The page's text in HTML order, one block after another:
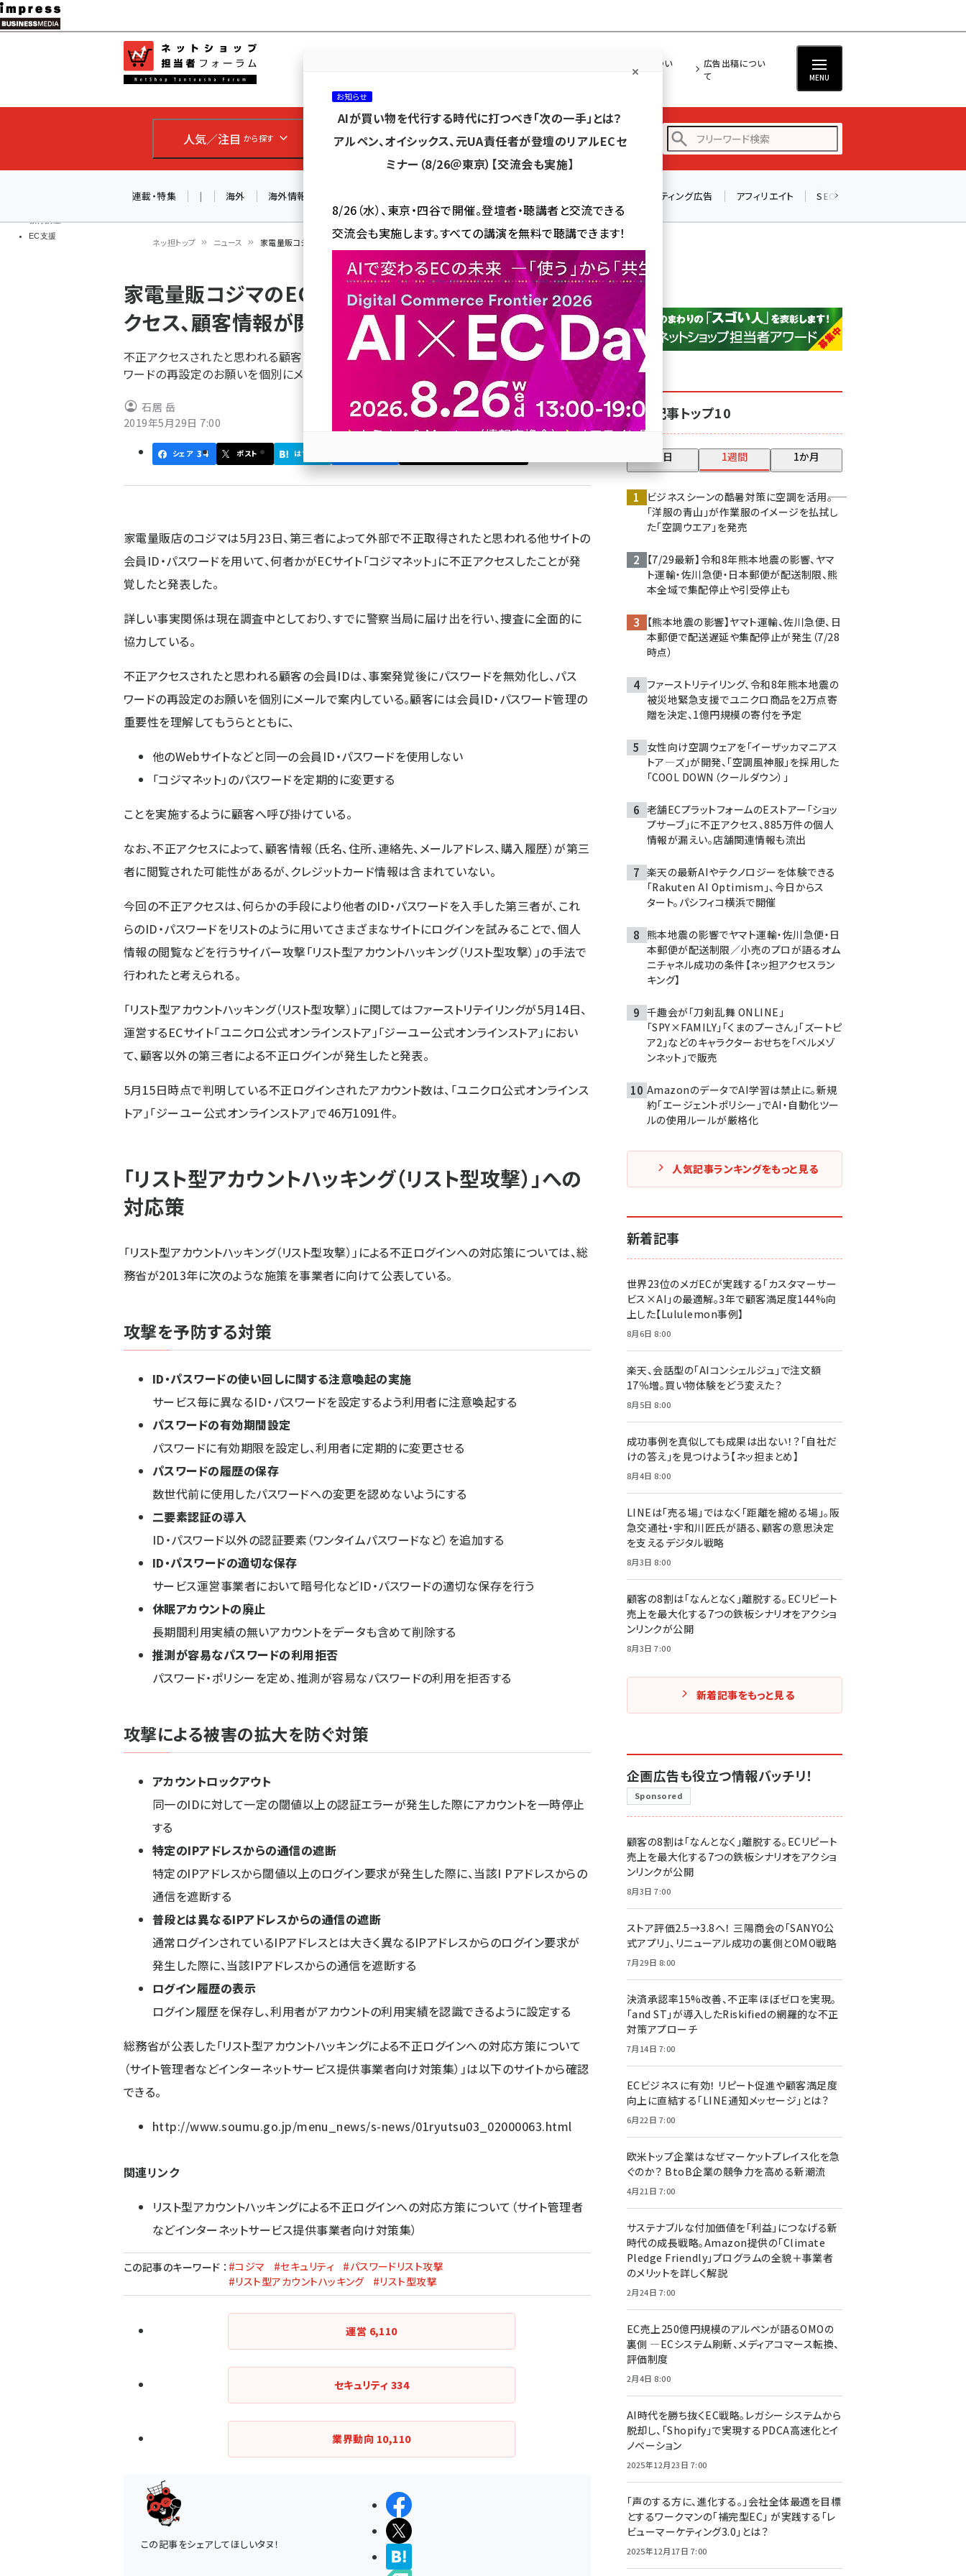
メ
イ
ン
ツ
移
教育講座
EC支援
ネッ担につい
広告出稿につい
て
MENU
人気／注目 から探す カテゴリ／種別 から探す セミナー／イベント から探す
アスクル (1118)
base (1071)
連載・特集 | 海外 海外情報 リスティング広告 アフィリエイト SEO
ン
く
ず
ネッ担トップ ニュース 家電量販コジマのECサイトにリスト型攻撃で不正アクセス、顧客情報が閲覧された可能性
家電量販コジマのECサイトにリスト型攻撃で不正ア
クセス、顧客情報が閲覧された可能性
不正アクセスされたと思われる顧客の会員IDは、事案発覚後にパスワードを無効化し、パス
ワードの再設定のお願いを個別にメールで案内している
石居 岳
2019年5月29日 7:00
シェア 34 ポスト はてブ
家電量販店のコジマは5月23日、第三者によって外部で不正取得されたと思われる他サイトの
会員ID・パスワードを用いて、何者かがECサイト「コジマネット」に不正アクセスしたことが発
覚したと発表した。
詳しい事実関係は現在調査中としており、すでに警察当局に届け出を行い、捜査に全面的に
協力している。
不正アクセスされたと思われる顧客の会員IDは、事案発覚後にパスワードを無効化し、パス
ワードの再設定のお願いを個別にメールで案内している。顧客には会員ID・パスワード管理の
重要性を理解してもうらとともに、
他のWebサイトなどと同一の会員ID・パスワードを使用しない
「コジマネット」のパスワードを定期的に変更する
ことを実施するように顧客へ呼び掛けている。
なお、不正アクセスによって、顧客情報（氏名、住所、連絡先、メールアドレス、購入履歴）が第三
者に閲覧された可能性があるが、クレジットカード情報は含まれていない。
今回の不正アクセスは、何らかの手段により他者のID・パスワードを入手した第三者が、これ
らのID・パスワードをリストのように用いてさまざまなサイトにログインを試みることで、個人
情報の閲覧などを行うサイバー攻撃「リスト型アカウントハッキング（リスト型攻撃）」の手法で
行われたと考えられる。
「リスト型アカウントハッキング（リスト型攻撃）」に関してはファーストリテイリングが5月14日、
運営するECサイト「ユニクロ公式オンラインストア」「ジーユー公式オンラインストア」におい
て、顧客以外の第三者による不正ログインが発生したと発表。
5月15日時点で判明している不正ログインされたアカウント数は、「ユニクロ公式オンラインス
トア」「ジーユー公式オンラインストア」で46万1091件。
「リスト型アカウントハッキング（リスト型攻撃）」への
対応策
「リスト型アカウントハッキング（リスト型攻撃）」による不正ログインへの対応策については、総
務省が2013年に次のような施策を事業者に向けて公表している。
攻撃を予防する対策
ID・パスワードの使い回しに関する注意喚起の実施
サービス毎に異なるID・パスワードを設定するよう利用者に注意喚起する
パスワードの有効期間設定
パスワードに有効期限を設定し、利用者に定期的に変更させる
パスワードの履歴の保存
数世代前に使用したパスワードへの変更を認めないようにする
二要素認証の導入
ID・パスワード以外の認証要素（ワンタイムパスワードなど）を追加する
ID・パスワードの適切な保存
サービス運営事業者において暗号化などID・パスワードの適切な保存を行う
休眠アカウントの廃止
長期間利用実績の無いアカウントをデータも含めて削除する
推測が容易なパスワードの利用拒否
パスワード・ポリシーを定め、推測が容易なパスワードの利用を拒否する
攻撃による被害の拡大を防ぐ対策
アカウントロックアウト
同一のIDに対して一定の閾値以上の認証エラーが発生した際にアカウントを一時停止
する
特定のIPアドレスからの通信の遮断
特定のIPアドレスから閾値以上のログイン要求が発生した際に、当該I Pアドレスからの
通信を遮断する
普段とは異なるIPアドレスからの通信の遮断
通常ログインされているIPアドレスとは大きく異なるIPアドレスからのログイン要求が
発生した際に、当該IPアドレスからの通信を遮断する
ログイン履歴の表示
ログイン履歴を保存し、利用者がアカウントの利用実績を認識できるように設定する
総務省が公表した「リスト型アカウントハッキングによる不正ログインへの対応方策について
（サイト管理者などインターネットサービス提供事業者向け対策集）」は以下のサイトから確認
できる。
http://www.soumu.go.jp/menu_news/s-news/01ryutsu03_02000063.html
関連リンク
リスト型アカウントハッキングによる不正ログインへの対応方策について（サイト管理者
などインターネットサービス提供事業者向け対策集）
この記事のキーワード ： #コジマ #セキュリティ
#パスワードリスト攻撃
#リスト型アカウントハッキング
#リスト型攻撃
運営 6,110
セキュリティ 334
業界動向 10,110
この記事をシェアしてほしいタヌ！
人気記事トップ10
昨日 1週間 1か月
ビジネスシーンの酷暑対策に空調を活用――。
「洋服の青山」が作業服のイメージを払拭し
た「空調ウエア」を発売
【7/29最新】令和8年熊本地震の影響、ヤマ
ト運輸・佐川急便・日本郵便が配送制限、熊
本全域で集配停止や引受停止も
【熊本地震の影響】ヤマト運輸、佐川急便、日
本郵便で配送遅延や集配停止が発生（7/28
時点）
ファーストリテイリング、令和8年熊本地震の
被災地緊急支援でユニクロ商品を2万点寄
贈を決定、1億円規模の寄付を予定
女性向け空調ウェアを「イーザッカマニアス
トア―ズ」が開発、「空調風神服」を採用した
「COOL DOWN（クールダウン）」
老舗ECプラットフォームのEストアー「ショッ
プサーブ」に不正アクセス、885万件の個人
情報が漏えい。店舗関連情報も流出
楽天の最新AIやテクノロジーを体験できる
「Rakuten AI Optimism」、今日からス
タート。パシフィコ横浜で開催
熊本地震の影響でヤマト運輸・佐川急便・日
本郵便が配送制限／小売のプロが語るオム
ニチャネル成功の条件【ネッ担アクセスラン
キング】
千趣会が「刀剣乱舞 ONLINE」
「SPY×FAMILY」「くまのプーさん」「ズートピ
ア2」などのキャラクターおせちを「ベルメゾ
ンネット」で販売
AmazonのデータでAI学習は禁止に。新規
約「エージェントポリシー」でAI・自動化ツー
ルの使用ルールが厳格化
人気記事ランキングをもっと見る
新着記事
世界23位のメガECが実践する「カスタマーサー
ビス×AI」の最適解。3年で顧客満足度144%向
上した【Lululemon事例】
8月6日 8:00
楽天、会話型の「AIコンシェルジュ」で注文額
17％増。買い物体験をどう変えた？
8月5日 8:00
成功事例を真似しても成果は出ない！？「自社だ
けの答え」を見つけよう【ネッ担まとめ】
8月4日 8:00
LINEは「売る場」ではなく「距離を縮める場」。阪
急交通社・宇和川匠氏が語る、顧客の意思決定
を支えるデジタル戦略
8月3日 8:00
顧客の8割は「なんとなく」離脱する。ECリピート
売上を最大化する7つの鉄板シナリオをアクショ
ンリンクが公開
8月3日 7:00
新着記事をもっと見る
企画広告も役立つ情報バッチリ！
Sponsored
顧客の8割は「なんとなく」離脱する。ECリピート
売上を最大化する7つの鉄板シナリオをアクショ
ンリンクが公開
8月3日 7:00
ストア評価2.5→3.8へ！ 三陽商会の「SANYO公
式アプリ」、リニューアル成功の裏側とOMO戦略
7月29日 8:00
決済承認率15%改善、不正率ほぼゼロを実現。
「and ST」が導入したRiskifiedの網羅的な不正
対策アプローチ
7月14日 7:00
ECビジネスに有効！ リピート促進や顧客満足度
向上に直結する「LINE通知メッセージ」とは？
6月22日 7:00
欧米トップ企業はなぜマーケットプレイス化を急
ぐのか？ BtoB企業の競争力を高める新潮流
4月21日 7:00
サステナブルな付加価値を「利益」につなげる新
時代の成長戦略。Amazon提供の「Climate
Pledge Friendly」プログラムの全貌＋事業者
のメリットを詳しく解説
2月24日 7:00
EC売上250億円規模のアルペンが語るOMOの
裏側 ―ECシステム刷新、メディアコマース転換、
評価制度
2月4日 8:00
AI時代を勝ち抜くEC戦略。レガシーシステムから
脱却し、「Shopify」で実現するPDCA高速化とイ
ノベーション
2025年12月23日 7:00
「声のする方に、進化する。」会社全体最適を目標
とするワークマンの「補完型EC」 が実践する「レ
ビューマーケティング3.0」とは？
2025年12月17日 7:00
お知らせ
AIが買い物を代行する時代に打つべき「次の一手」とは？
アルペン、オイシックス、元UA責任者が登壇のリアルECセ
ミナー（8/26＠東京）【交流会も実施】
8/26（水）、東京・四谷で開催。登壇者・聴講者と交流できる
交流会も実施します。すべての講演を無料で聴講できます！